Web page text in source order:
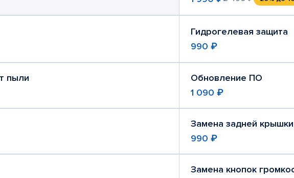
Гидрогелевая защита
990 ₽
пыли
Обновление ПО
1 090 ₽
Замена задней крышки
990 ₽
Замена кнопок